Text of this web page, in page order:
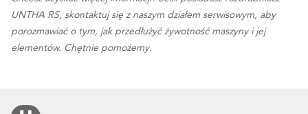
UNTHA RS, skontaktuj się z naszym działem serwisowym, aby
porozmawiać o tym, jak przedłużyć żywotność maszyny i jej
elementów. Chętnie pomożemy.